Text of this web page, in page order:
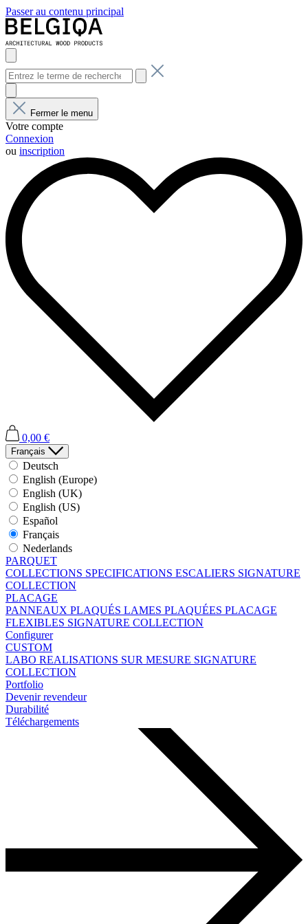
Passer au contenu principal
Fermer le menu
Votre compte
Connexion
ou inscription
0,00 €
Français
Deutsch
English (Europe)
English (UK)
English (US)
Español
Français
Nederlands
PARQUET
COLLECTIONS SPECIFICATIONS ESCALIERS SIGNATURE
COLLECTION
PLACAGE
PANNEAUX PLAQUÉS LAMES PLAQUÉES PLACAGE
FLEXIBLES SIGNATURE COLLECTION
Configurer
CUSTOM
LABO REALISATIONS SUR MESURE SIGNATURE
COLLECTION
Portfolio
Devenir revendeur
Durabilité
Téléchargements